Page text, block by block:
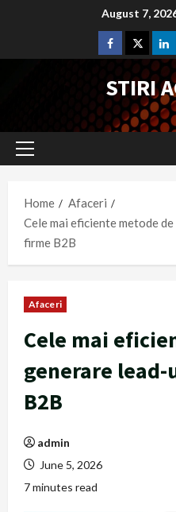
August 7,
Facebook
Twitter
STIRI
Primary
Home
Afaceri
Cele mai eficiente metode
firme B2B
Afaceri
Cele mai
generare
B2B
admin
June 5, 2026
7 minutes read